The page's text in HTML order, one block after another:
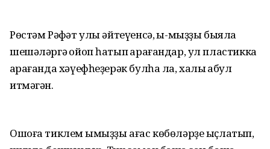
Рөстәм Рәфҡәт улы әйтеүенсә, ҡы-мыҙҙы быяла
шешәләргә ҡойоп һатып ҡарағандар, ул пластикка
ҡарағанда хәүефһеҙерәк булһа ла, халыҡ ҡабул
итмәгән.
Ошоға тиклем ҡымыҙҙы ағас көбөләрҙе ыҫлатып,